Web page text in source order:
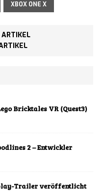
XBOX ONE X
ARTIKEL
Bricktales VR (Quest3)
2 – Entwickler
Trailer veröffentlicht